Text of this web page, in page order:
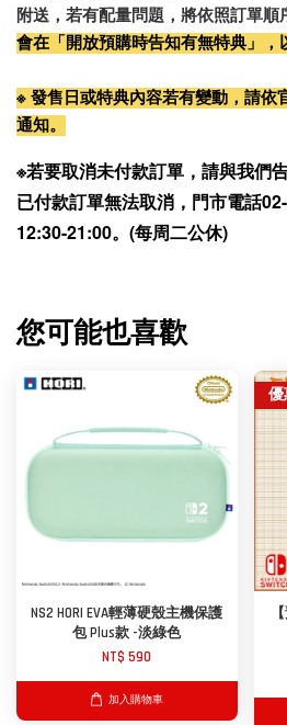
附送，若有配量問題，將依照訂單順
會在「開放預購時告知有無特典」，
※ 發售日或特典內容若有變動，請依
通知。
※若要取消未付款訂單，請與我們
已付款訂單無法取消，門市電話
12:30-21:00。(每周二公休)
您可能也喜歡
NS2 HORI EVA輕薄硬殼主機保護
包 Plus款 -淡綠色
NT$ 590
加入購物車
優